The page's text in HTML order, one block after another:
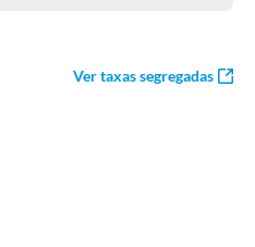
Ver taxas segregadas